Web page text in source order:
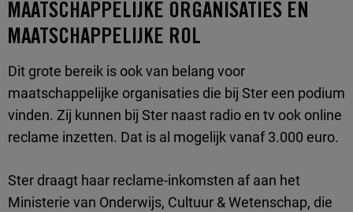
MAATSCHAPPELIJKE ORGANISATIES EN
MAATSCHAPPELIJKE ROL
Dit grote bereik is ook van belang voor
maatschappelijke organisaties die bij Ster een podium
vinden. Zij kunnen bij Ster naast radio en tv ook online
reclame inzetten. Dat is al mogelijk vanaf 3.000 euro.
Ster draagt haar reclame-inkomsten af aan het
Ministerie van Onderwijs, Cultuur & Wetenschap, die